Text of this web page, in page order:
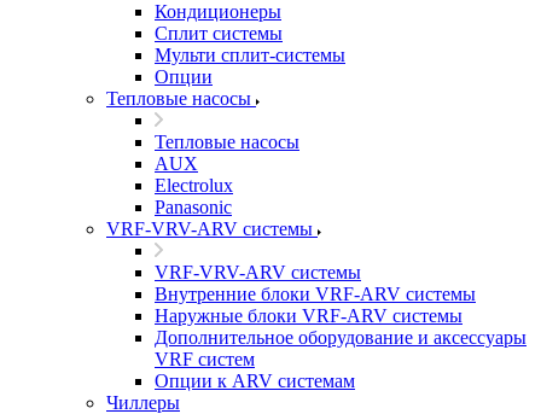
Кондиционеры
Сплит системы
Мульти сплит-системы
Опции
Тепловые насосы
Тепловые насосы
AUX
Electrolux
Panasonic
VRF-VRV-ARV системы
VRF-VRV-ARV системы
Внутренние блоки VRF-ARV системы
Наружные блоки VRF-ARV системы
Дополнительное оборудование и аксессуары
VRF систем
Опции к ARV системам
Чиллеры